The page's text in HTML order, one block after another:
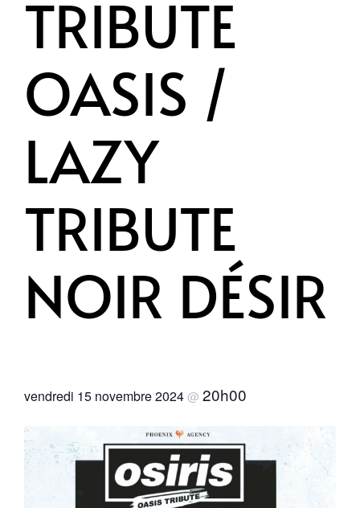
TRIBUTE
OASIS /
LAZY
TRIBUTE
NOIR DÉSIR
vendredi 15 novembre 2024@ 20h00